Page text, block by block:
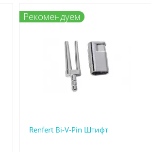
Рекомендуем
Renfert Bi-V-Pin Штифт